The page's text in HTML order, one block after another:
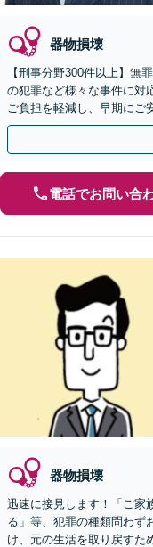
器物損壊
【刑事分野300件以上】無
の犯罪など様々な事件に対
ご負担を軽減し、早期にご
依頼可】【裁判員裁判の経
電話でお問い合
器物損壊
迅速に接見します！「ご家
る」等、犯罪の種類問わず
け、元の生活を取り戻すた